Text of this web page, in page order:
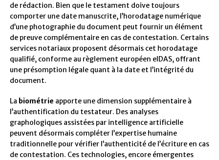
de rédaction. Bien que le testament doive toujours
comporter une date manuscrite, l’horodatage numérique
d’une photographie du document peut fournir un élément
de preuve complémentaire en cas de contestation. Certains
services notariaux proposent désormais cet horodatage
qualifié, conforme au règlement européen eIDAS, offrant
une présomption légale quant à la date et l’intégrité du
document.
La biométrie apporte une dimension supplémentaire à
l’authentification du testateur. Des analyses
graphologiques assistées par intelligence artificielle
peuvent désormais compléter l’expertise humaine
traditionnelle pour vérifier l’authenticité de l’écriture en cas
de contestation. Ces technologies, encore émergentes